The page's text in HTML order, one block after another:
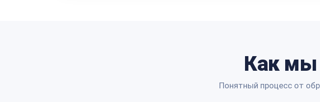
Как мы
Понятный процесс от